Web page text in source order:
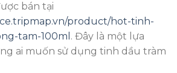
bán tại
product/hot-tinh-
tam-100ml . Đây là một lựa
ai muốn sử dụng tinh dầu tràm